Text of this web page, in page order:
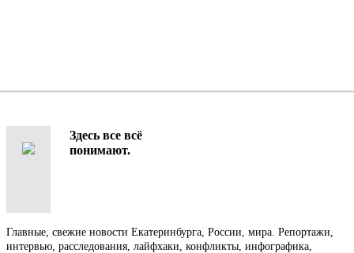
Здесь все всё
понимают.
Главные, свежие новости Екатеринбурга, России, мира. Репортажи,
интервью, расследования, лайфхаки, конфликты, инфографика,